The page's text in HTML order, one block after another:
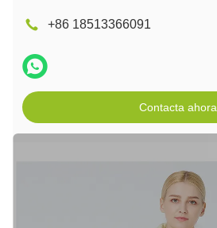
+86 18513366091
Contacta ahora